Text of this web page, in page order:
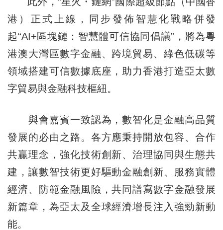
港）正式上線，同步發佈智慧化戰略併發
起“AI+區塊鏈：智慧體可信協同倡議”，將為粵
港澳大灣區數字金融、跨境貿易、綠色低碳等
領域搭建可信數據底座，助力香港打造亞太數
字貿易與金融科技樞紐。
與會嘉賓一致認為，數智化是金融高品質
發展的必由之路。各方應秉持開放包容、合作
共贏理念，強化技術創新、治理協同與生態共
建，讓數智技術更好驅動金融創新、服務實體
經濟、防範金融風險，共同譜寫數字金融發展
新篇章，為亞太及全球經濟增長注入強勁新動
能。